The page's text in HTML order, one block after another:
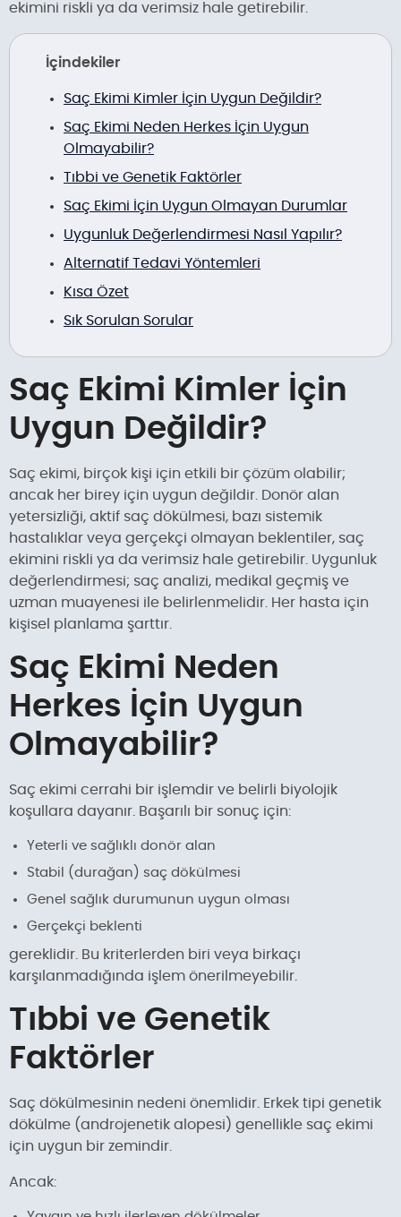
ekimini riskli ya da verimsiz hale getirebilir.
İçindekiler
Saç Ekimi Kimler İçin Uygun Değildir?
Saç Ekimi Neden Herkes İçin Uygun
Olmayabilir?
Tıbbi ve Genetik Faktörler
Saç Ekimi İçin Uygun Olmayan Durumlar
Uygunluk Değerlendirmesi Nasıl Yapılır?
Alternatif Tedavi Yöntemleri
Kısa Özet
Sık Sorulan Sorular
Saç Ekimi Kimler İçin
Uygun Değildir?
Saç ekimi, birçok kişi için etkili bir çözüm olabilir;
ancak her birey için uygun değildir. Donör alan
yetersizliği, aktif saç dökülmesi, bazı sistemik
hastalıklar veya gerçekçi olmayan beklentiler, saç
ekimini riskli ya da verimsiz hale getirebilir. Uygunluk
değerlendirmesi; saç analizi, medikal geçmiş ve
uzman muayenesi ile belirlenmelidir. Her hasta için
kişisel planlama şarttır.
Saç Ekimi Neden
Herkes İçin Uygun
Olmayabilir?
Saç ekimi cerrahi bir işlemdir ve belirli biyolojik
koşullara dayanır. Başarılı bir sonuç için:
Yeterli ve sağlıklı donör alan
Stabil (durağan) saç dökülmesi
Genel sağlık durumunun uygun olması
Gerçekçi beklenti
gereklidir. Bu kriterlerden biri veya birkaçı
karşılanmadığında işlem önerilmeyebilir.
Tıbbi ve Genetik
Faktörler
Saç dökülmesinin nedeni önemlidir. Erkek tipi genetik
dökülme (androjenetik alopesi) genellikle saç ekimi
için uygun bir zemindir.
Ancak: